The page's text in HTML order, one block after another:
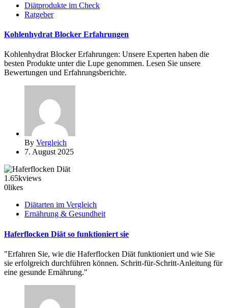
Diätprodukte im Check
Ratgeber
Kohlenhydrat Blocker Erfahrungen
Kohlenhydrat Blocker Erfahrungen: Unsere Experten haben die
besten Produkte unter die Lupe genommen. Lesen Sie unsere
Bewertungen und Erfahrungsberichte.
By Vergleich
7. August 2025
1.65kviews
0likes
Diätarten im Vergleich
Ernährung & Gesundheit
Haferflocken Diät so funktioniert sie
"Erfahren Sie, wie die Haferflocken Diät funktioniert und wie Sie
sie erfolgreich durchführen können. Schritt-für-Schritt-Anleitung für
eine gesunde Ernährung."